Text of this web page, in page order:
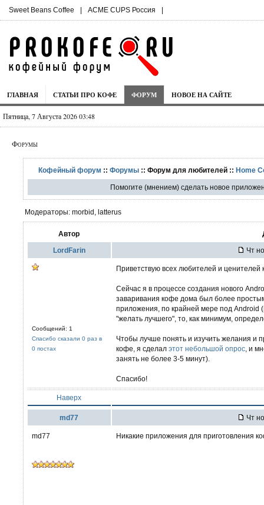
Sweet Beans Coffee | ACME CUPS Россия |
ГЛАВНАЯ СТАТЬИ ПРО КОФЕ ФОРУМ НОВОЕ НА САЙТЕ
Пятница, 7 Августа 2026 03:48
Форумы
Кофейный форум ::Форумы :: Форум для любителей ::Home
Помогите (мнением) сделать новое
Модераторы: morbid, latterus
Автор
LordFarin Чт
Сообщений: 1
Спасибо сказали 0 раз в
0 постах
Приветствую всех любителей и ценителей
Сейчас я в процессе создания нового
заваривания кофе дома был более
приложения, по крайней мере под Android
"желать лучшего", то, как минимум,
Чтобы лучше понять и изучить желания и
кофе, я сделал этот небольшой опрос , и
занять не более 3-5 минут).
Спасибо!
Наверх
md77 Чт
md77 Никакие приложения для приготовления